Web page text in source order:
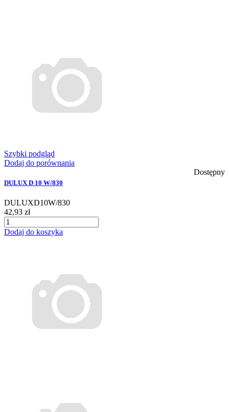
Szybki podgląd
Dodaj do porównania
Dostępny
DULUX D 10 W/830
DULUXD10W/830
42,93 zł
Dodaj do koszyka